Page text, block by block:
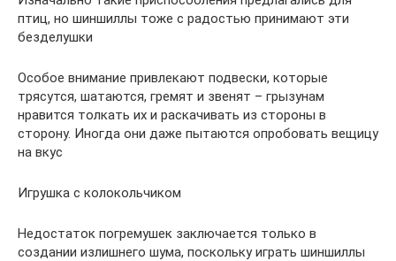
птиц, но шиншиллы тоже с радостью принимают эти
безделушки
Особое внимание привлекают подвески, которые
трясутся, шатаются, гремят и звенят – грызунам
нравится толкать их и раскачивать из стороны в
сторону. Иногда они даже пытаются опробовать вещицу
на вкус
Игрушка с колокольчиком
Недостаток погремушек заключается только в
создании излишнего шума, поскольку играть шиншиллы